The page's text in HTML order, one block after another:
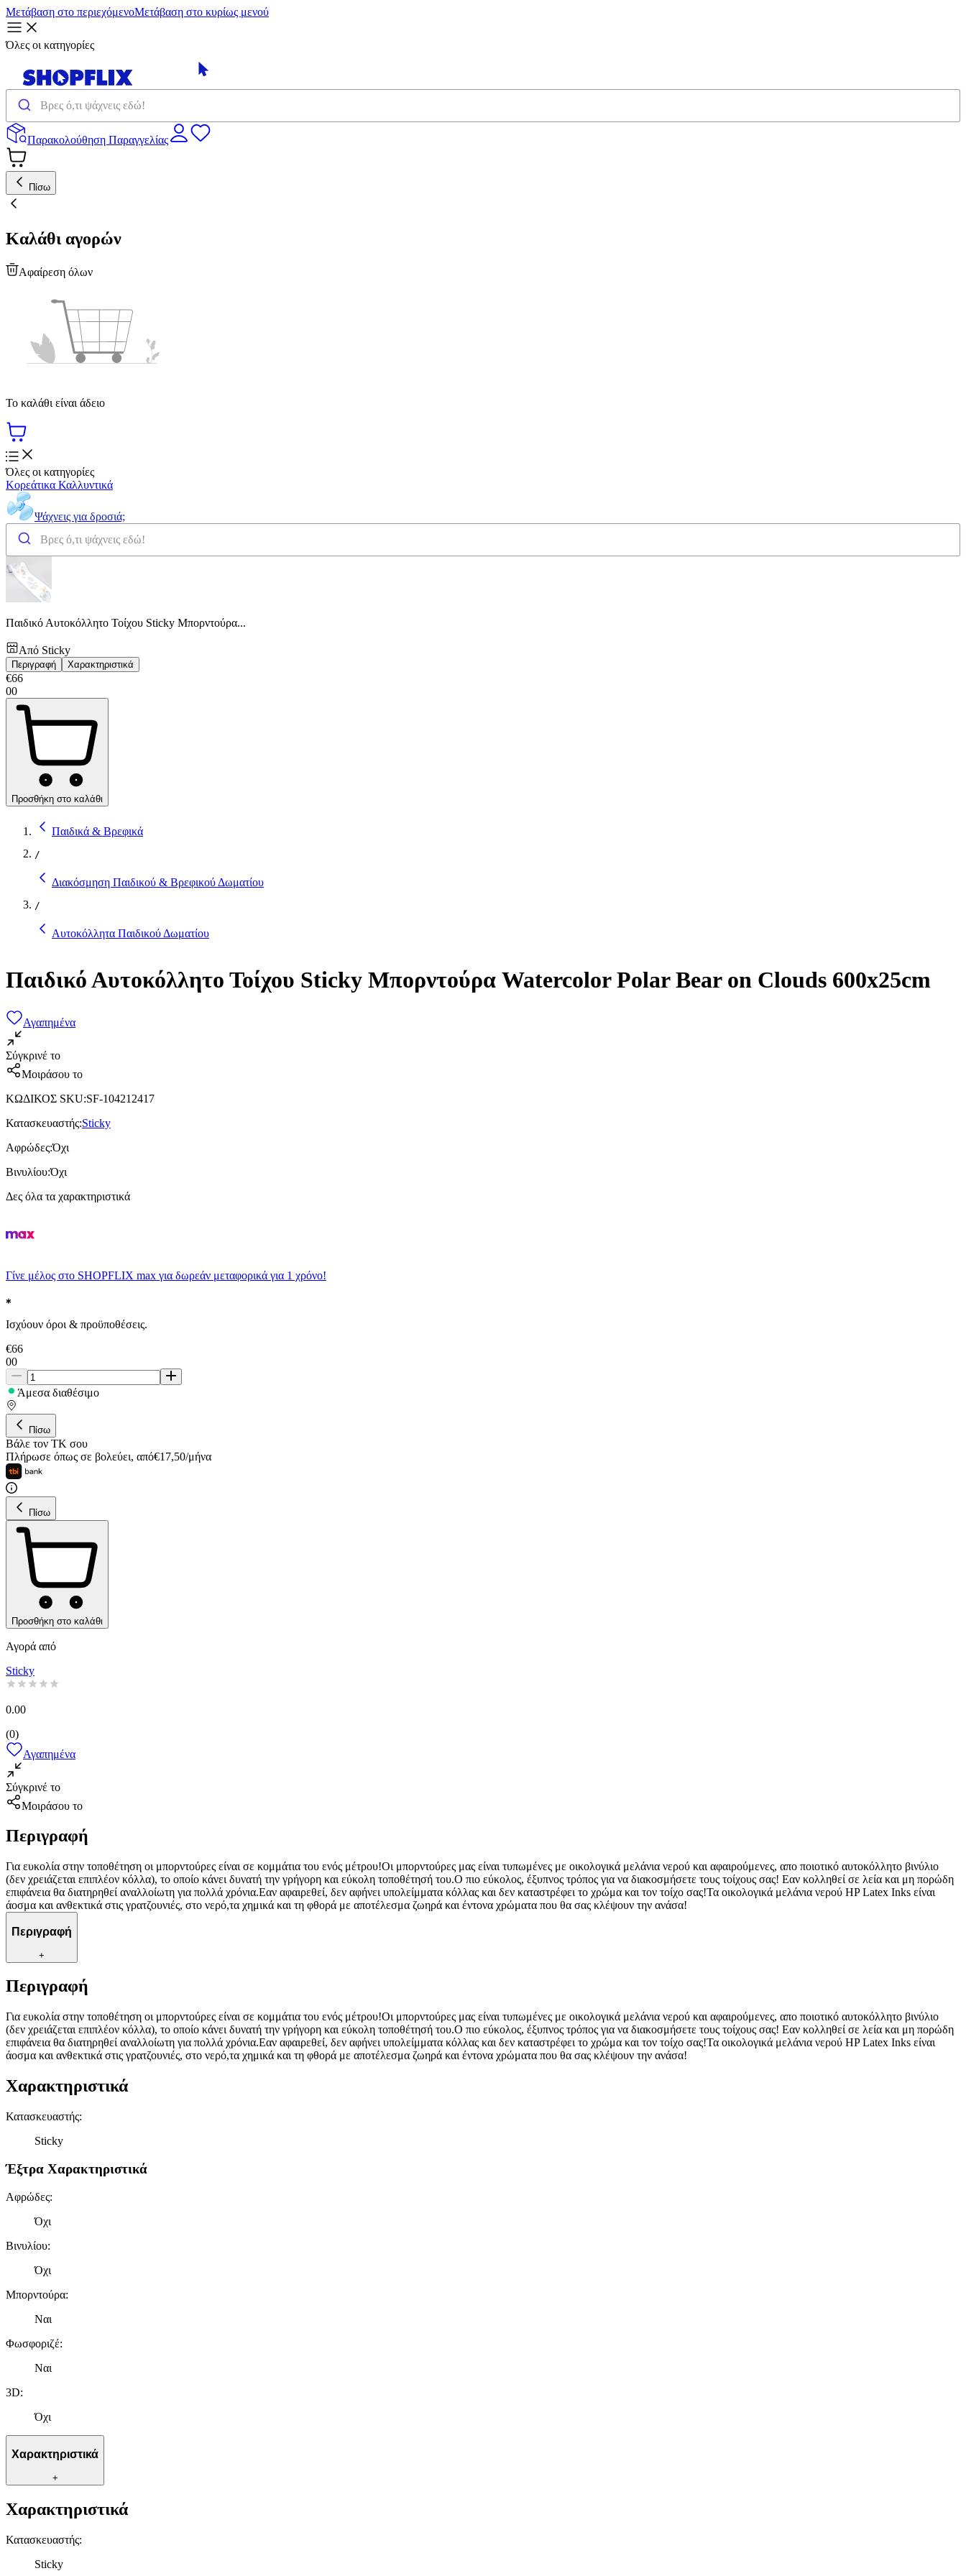
Μετάβαση στο περιεχόμενοΜετάβαση στο κυρίως μενού
Όλες οι κατηγορίες
Παρακολούθηση Παραγγελίας
Πίσω
Καλάθι αγορών
Αφαίρεση όλων
Το καλάθι είναι άδειο
Όλες οι κατηγορίες
Κορεάτικα Καλλυντικά
Ψάχνεις για δροσιά;
Παιδικό Αυτοκόλλητο Τοίχου Sticky Μπορντούρα...
Από Sticky
Περιγραφή Χαρακτηριστικά
€66
00
Προσθήκη στο καλάθι
Παιδικά & Βρεφικά
/
Διακόσμηση Παιδικού & Βρεφικού Δωματίου
/
Αυτοκόλλητα Παιδικού Δωματίου
Παιδικό Αυτοκόλλητο Τοίχου Sticky Μπορντούρα Watercolor Polar Bear on Clouds 600x25cm
Αγαπημένα
Σύγκρινέ το
Μοιράσου το
ΚΩΔΙΚΟΣ SKU:SF-104212417
Κατασκευαστής:Sticky
Αφρώδες:Όχι
Βινυλίου:Όχι
Δες όλα τα χαρακτηριστικά
Γίνε μέλος στο SHOPFLIX max για δωρεάν μεταφορικά για 1 χρόνο!
Ισχύουν όροι & προϋποθέσεις.
€66
00
Άμεσα διαθέσιμο
Πίσω
Βάλε τον ΤΚ σου
Πλήρωσε όπως σε βολεύει, από€17,50/μήνα
Πίσω
Προσθήκη στο καλάθι
Αγορά από
Sticky
0.00
(0)
Αγαπημένα
Σύγκρινέ το
Μοιράσου το
Περιγραφή
Για ευκολία στην τοποθέτηση οι μπορντούρες είναι σε κομμάτια του ενός μέτρου!Οι μπορντούρες μας είναι τυπωμένες με οικολογικά μελάνια νερού και αφαιρούμενες, απο ποιοτικό αυτοκόλλητο βινύλιο
(δεν χρειάζεται επιπλέον κόλλα), το οποίο κάνει δυνατή την γρήγορη και εύκολη τοποθέτησή του.Ο πιο εύκολος, έξυπνος τρόπος για να διακοσμήσετε τους τοίχους σας! Εαν κολληθεί σε λεία και μη πορώδη
επιφάνεια θα διατηρηθεί αναλλοίωτη για πολλά χρόνια.Εαν αφαιρεθεί, δεν αφήνει υπολείμματα κόλλας και δεν καταστρέφει το χρώμα και τον τοίχο σας!Τα οικολογικά μελάνια νερού HP Latex Inks είναι
άοσμα και ανθεκτικά στις γρατζουνιές, στο νερό,τα χημικά και τη φθορά με αποτέλεσμα ζωηρά και έντονα χρώματα που θα σας κλέψουν την ανάσα!
Περιγραφή
+
Περιγραφή
Για ευκολία στην τοποθέτηση οι μπορντούρες είναι σε κομμάτια του ενός μέτρου!Οι μπορντούρες μας είναι τυπωμένες με οικολογικά μελάνια νερού και αφαιρούμενες, απο ποιοτικό αυτοκόλλητο βινύλιο
(δεν χρειάζεται επιπλέον κόλλα), το οποίο κάνει δυνατή την γρήγορη και εύκολη τοποθέτησή του.Ο πιο εύκολος, έξυπνος τρόπος για να διακοσμήσετε τους τοίχους σας! Εαν κολληθεί σε λεία και μη πορώδη
επιφάνεια θα διατηρηθεί αναλλοίωτη για πολλά χρόνια.Εαν αφαιρεθεί, δεν αφήνει υπολείμματα κόλλας και δεν καταστρέφει το χρώμα και τον τοίχο σας!Τα οικολογικά μελάνια νερού HP Latex Inks είναι
άοσμα και ανθεκτικά στις γρατζουνιές, στο νερό,τα χημικά και τη φθορά με αποτέλεσμα ζωηρά και έντονα χρώματα που θα σας κλέψουν την ανάσα!
Χαρακτηριστικά
Κατασκευαστής:
Sticky
Έξτρα Χαρακτηριστικά
Αφρώδες:
Όχι
Βινυλίου:
Όχι
Μπορντούρα:
Ναι
Φωσφοριζέ:
Ναι
3D:
Όχι
Χαρακτηριστικά
+
Χαρακτηριστικά
Κατασκευαστής:
Sticky